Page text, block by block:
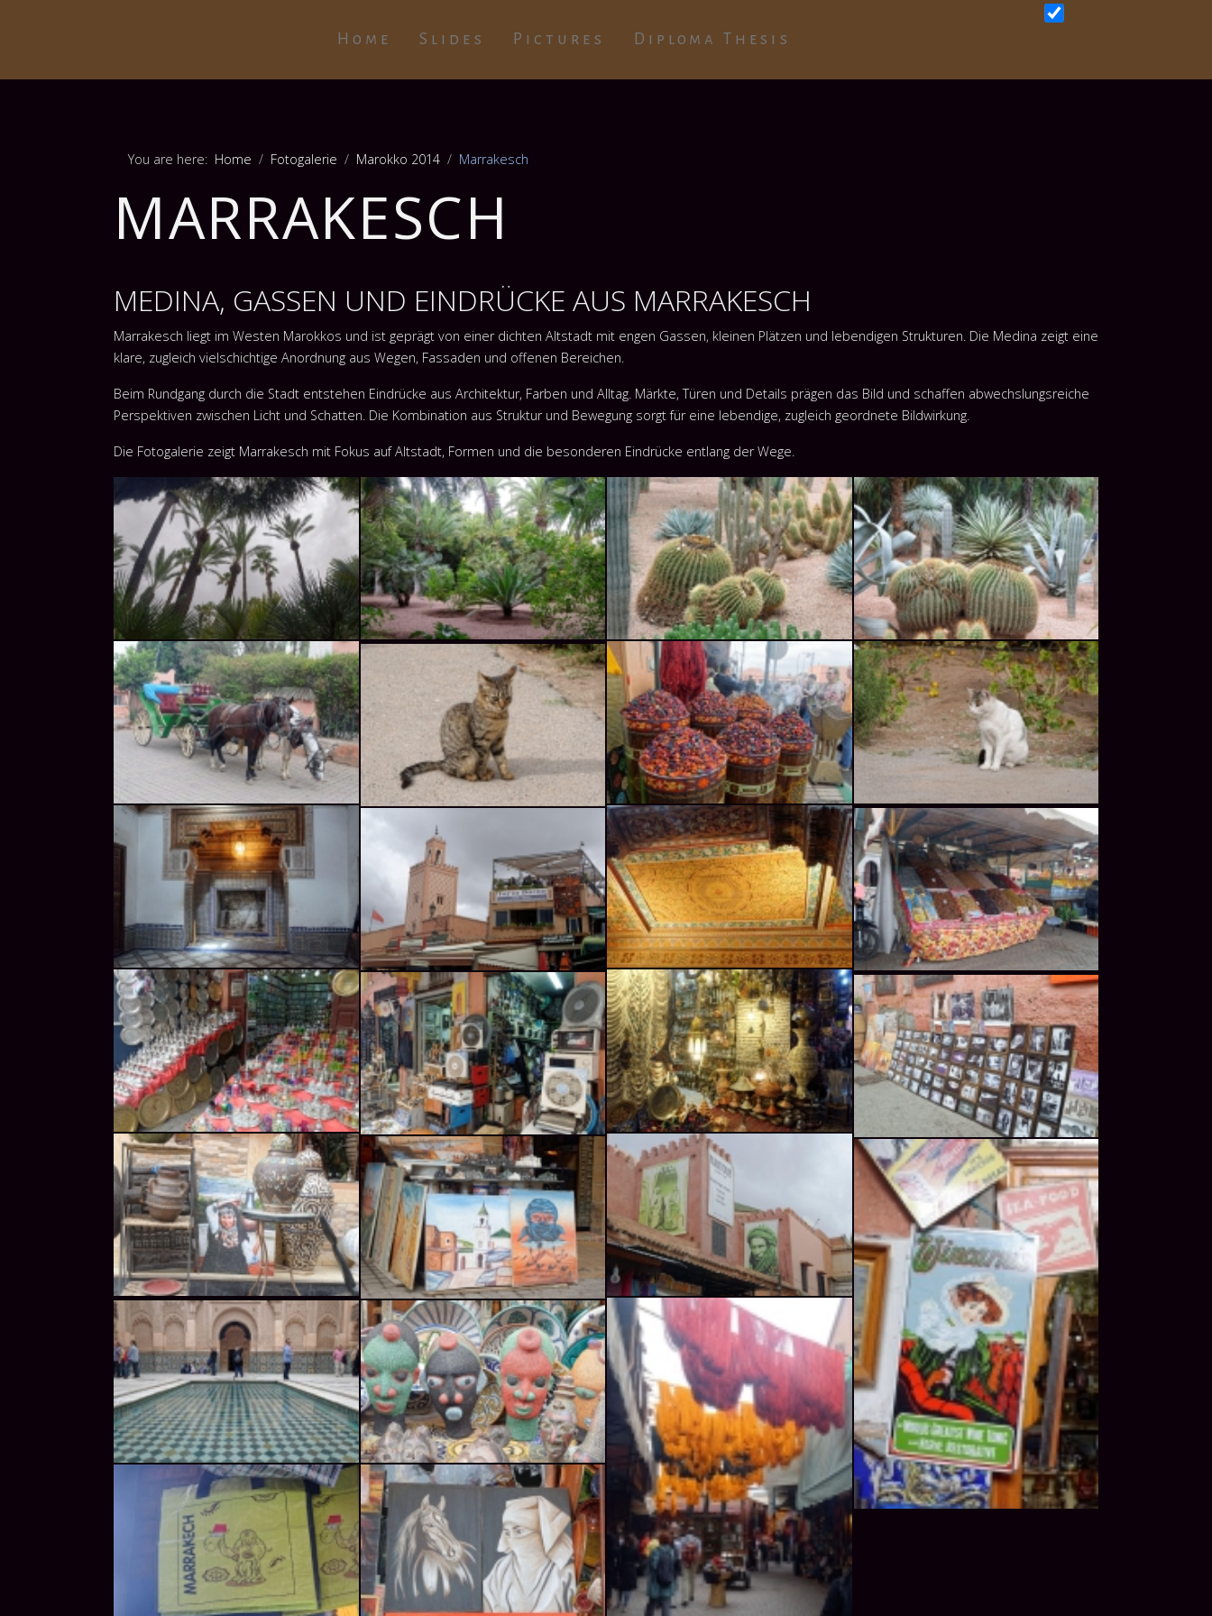
Home Slides Pictures Diploma Thesis
You are here: Home Fotogalerie Marokko 2014 Marrakesch
MARRAKESCH
MEDINA, GASSEN UND EINDRÜCKE AUS MARRAKESCH
Marrakesch liegt im Westen Marokkos und ist geprägt von einer dichten Altstadt mit engen Gassen, kleinen Plätzen und lebendigen Strukturen. Die Medina zeigt eine
klare, zugleich vielschichtige Anordnung aus Wegen, Fassaden und offenen Bereichen.
Beim Rundgang durch die Stadt entstehen Eindrücke aus Architektur, Farben und Alltag. Märkte, Türen und Details prägen das Bild und schaffen abwechslungsreiche
Perspektiven zwischen Licht und Schatten. Die Kombination aus Struktur und Bewegung sorgt für eine lebendige, zugleich geordnete Bildwirkung.
Die Fotogalerie zeigt Marrakesch mit Fokus auf Altstadt, Formen und die besonderen Eindrücke entlang der Wege.